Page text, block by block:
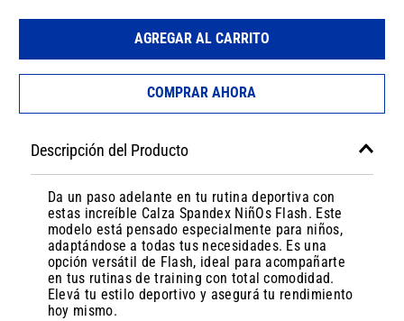
AGREGAR AL CARRITO
COMPRAR AHORA
Descripción del Producto
Da un paso adelante en tu rutina deportiva con
estas increíble Calza Spandex NiñOs Flash. Este
modelo está pensado especialmente para niños,
adaptándose a todas tus necesidades. Es una
opción versátil de Flash, ideal para acompañarte
en tus rutinas de training con total comodidad.
Elevá tu estilo deportivo y asegurá tu rendimiento
hoy mismo.